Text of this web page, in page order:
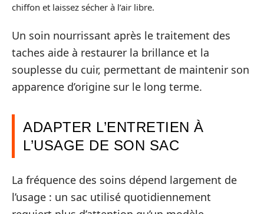
chiffon et laissez sécher à l’air libre.
Un soin nourrissant après le traitement des
taches aide à restaurer la brillance et la
souplesse du cuir, permettant de maintenir son
apparence d’origine sur le long terme.
ADAPTER L’ENTRETIEN À
L’USAGE DE SON SAC
La fréquence des soins dépend largement de
l’usage : un sac utilisé quotidiennement